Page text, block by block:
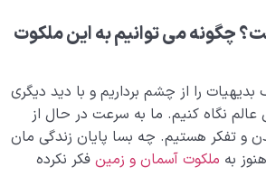
0/18
می‌ توانند جاودانگی انسان را
فهم ویژگی‌های جهان آخرت
چگونه می توانیم به این ملکوت
را از چشم برداریم و با دید دیگری
عالم نگاه کنیم. ما به سرعت در حال از
تفکر هستیم. چه بسا پایان زندگی مان
به ملکوت آسمان و زمین فکر نکرده